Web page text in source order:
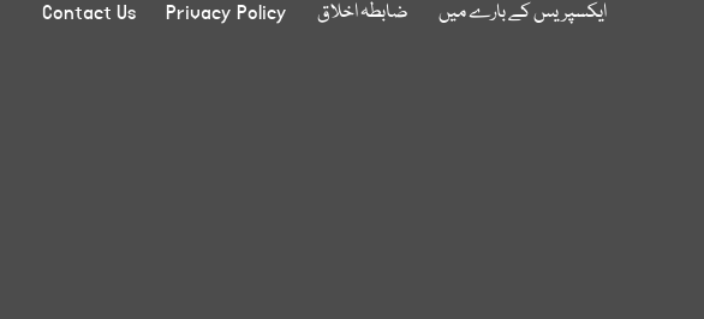
ایکسپریس کے بارے میں ضابطہ اخلاق Privacy Policy
Contact Us